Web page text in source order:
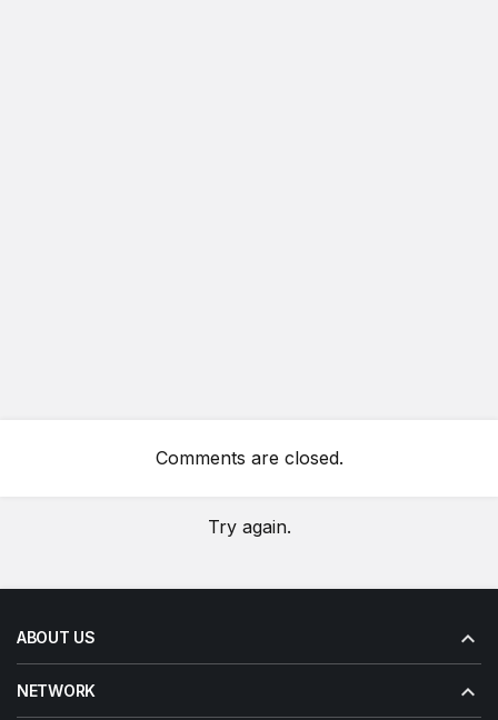
Comments are closed.
Try again.
ABOUT US
NETWORK